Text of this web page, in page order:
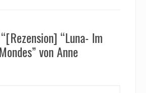
“Luna- Im
von Anne